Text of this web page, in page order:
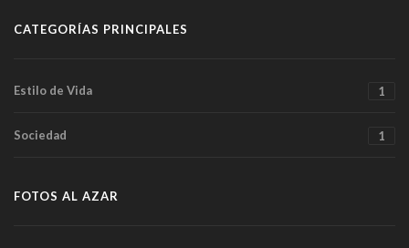
CATEGORÍAS PRINCIPALES
Estilo de Vida 1
Sociedad 1
FOTOS AL AZAR